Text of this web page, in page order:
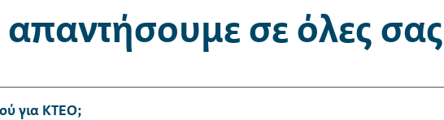
σε όλες σας
για ΚΤΕΟ;